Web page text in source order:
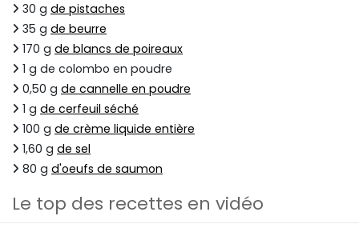
30 g de pistaches
35 g de beurre
170 g de blancs de poireaux
1 g de colombo en poudre
0,50 g de cannelle en poudre
1 g de cerfeuil séché
100 g de crème liquide entière
1,60 g de sel
80 g d'oeufs de saumon
Le top des recettes en vidéo